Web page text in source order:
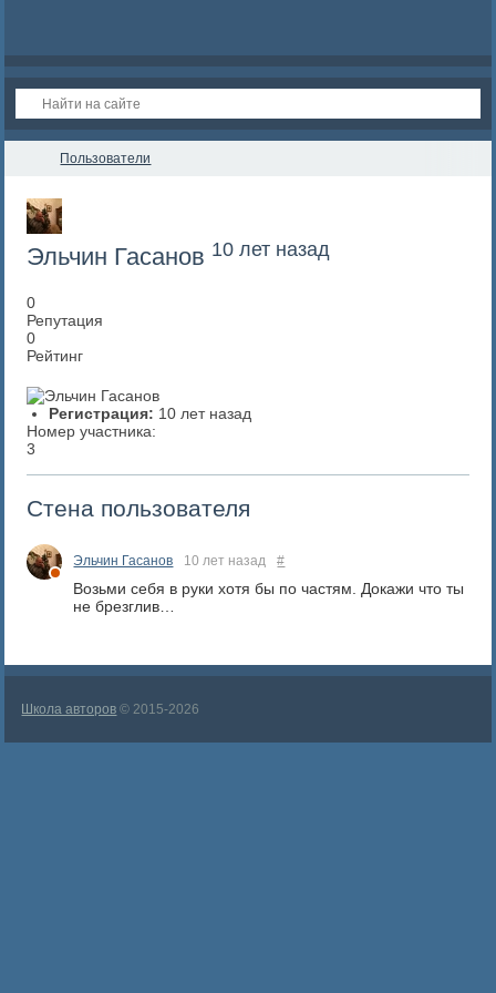
Пользователи
Эльчин Гасанов 10 лет назад
0
Репутация
0
Рейтинг
Регистрация: 10 лет назад
Номер участника:
3
Стена пользователя
Эльчин Гасанов 10 лет назад #
Возьми себя в руки хотя бы по частям. Докажи что ты
не брезглив…
Школа авторов © 2015-2026